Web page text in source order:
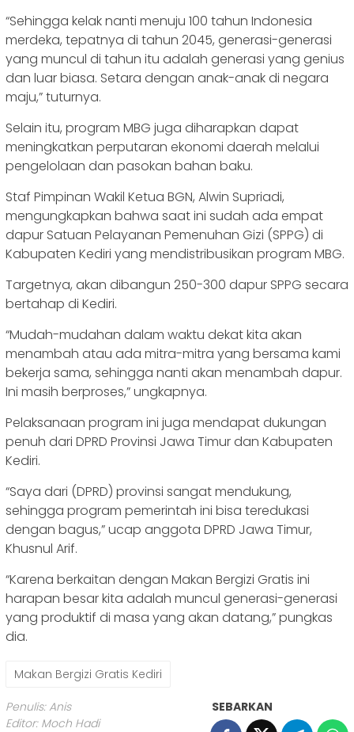
“Sehingga kelak nanti menuju 100 tahun Indonesia
merdeka, tepatnya di tahun 2045, generasi-generasi
yang muncul di tahun itu adalah generasi yang genius
dan luar biasa. Setara dengan anak-anak di negara
maju,” tuturnya.
Selain itu, program MBG juga diharapkan dapat
meningkatkan perputaran ekonomi daerah melalui
pengelolaan dan pasokan bahan baku.
Staf Pimpinan Wakil Ketua BGN, Alwin Supriadi,
mengungkapkan bahwa saat ini sudah ada empat
dapur Satuan Pelayanan Pemenuhan Gizi (SPPG) di
Kabupaten Kediri yang mendistribusikan program MBG.
Targetnya, akan dibangun 250-300 dapur SPPG secara
bertahap di Kediri.
“Mudah-mudahan dalam waktu dekat kita akan
menambah atau ada mitra-mitra yang bersama kami
bekerja sama, sehingga nanti akan menambah dapur.
Ini masih berproses,” ungkapnya.
Pelaksanaan program ini juga mendapat dukungan
penuh dari DPRD Provinsi Jawa Timur dan Kabupaten
Kediri.
“Saya dari (DPRD) provinsi sangat mendukung,
sehingga program pemerintah ini bisa teredukasi
dengan bagus,” ucap anggota DPRD Jawa Timur,
Khusnul Arif.
“Karena berkaitan dengan Makan Bergizi Gratis ini
harapan besar kita adalah muncul generasi-generasi
yang produktif di masa yang akan datang,” pungkas
dia.
Makan Bergizi Gratis Kediri
Penulis: Anis
Editor: Moch Hadi
SEBARKAN